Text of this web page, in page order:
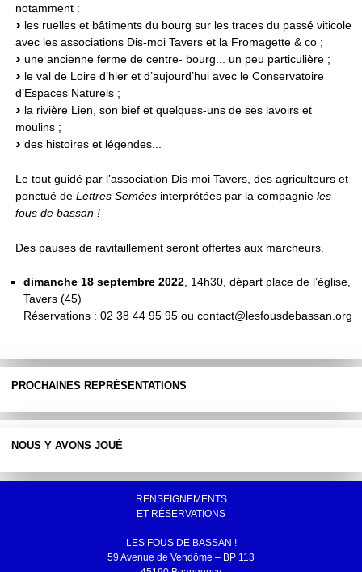
notamment :
les ruelles et bâtiments du bourg sur les traces du passé viticole
avec les associations Dis-moi Tavers et la Fromagette & co ;
une ancienne ferme de centre- bourg... un peu particulière ;
le val de Loire d’hier et d’aujourd’hui avec le Conservatoire
d’Espaces Naturels ;
la rivière Lien, son bief et quelques-uns de ses lavoirs et
moulins ;
des histoires et légendes...
Le tout guidé par l’association Dis-moi Tavers, des agriculteurs et
ponctué de Lettres Seméesinterprétées par la compagnie les
fous de bassan !
Des pauses de ravitaillement seront offertes aux marcheurs.
dimanche 18 septembre 2022, 14h30, départ place de l’église,
Tavers (45)
Réservations : 02 38 44 95 95 ou contact@lesfousdebassan.org
PROCHAINES REPRÉSENTATIONS
NOUS Y AVONS JOUÉ
RENSEIGNEMENTS
ET RÉSERVATIONS
LES FOUS DE BASSAN !
59 Avenue de Vendôme – BP 113